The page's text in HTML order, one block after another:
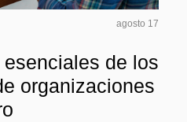
agosto 17
de los
organizaciones